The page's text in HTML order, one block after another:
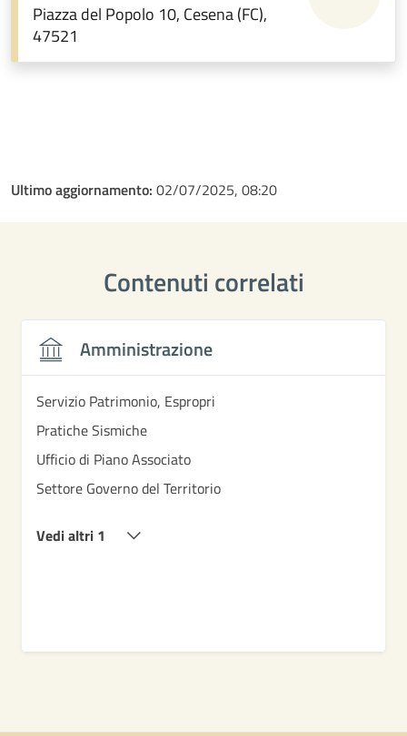
Piazza del Popolo 10, Cesena (FC),
47521
Ultimo aggiornamento: 02/07/2025, 08:20
Contenuti correlati
Amministrazione
Servizio Patrimonio, Espropri
Pratiche Sismiche
Ufficio di Piano Associato
Settore Governo del Territorio
Vedi altri 1